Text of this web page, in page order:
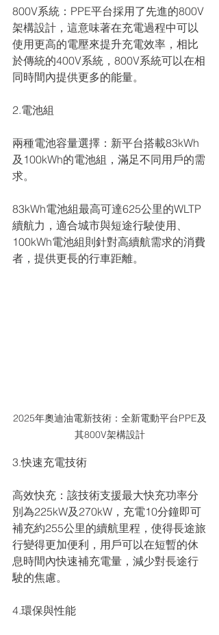
800V系統：PPE平台採用了先進的800V
架構設計，這意味著在充電過程中可以
使用更高的電壓來提升充電效率，相比
於傳統的400V系統，800V系統可以在相
同時間內提供更多的能量。
2.電池組
兩種電池容量選擇：新平台搭載83kWh
及100kWh的電池組，滿足不同用戶的需
求。
83kWh電池組最高可達625公里的WLTP
續航力，適合城市與短途行駛使用、
100kWh電池組則針對高續航需求的消費
者，提供更長的行車距離。
2025年奧迪油電新技術：全新電動平台PPE及
其800V架構設計
3.快速充電技術
高效快充：該技術支援最大快充功率分
別為225kW及270kW，充電10分鐘即可
補充約255公里的續航里程，使得長途旅
行變得更加便利，用戶可以在短暫的休
息時間內快速補充電量，減少對長途行
駛的焦慮。
4.環保與性能